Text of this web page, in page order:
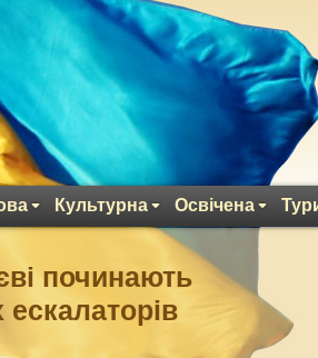
Культурна Освічена
починають